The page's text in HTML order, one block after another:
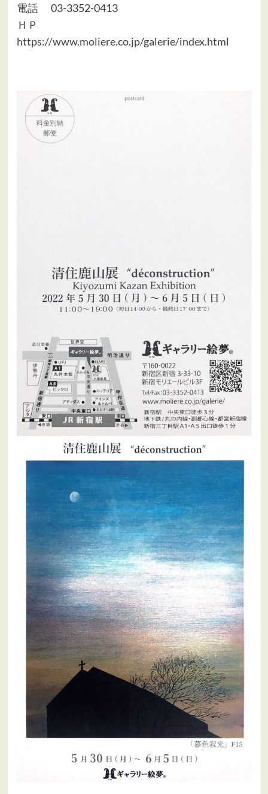
電話 03-3352-0413
ＨＰ
https://www.moliere.co.jp/galerie/index.html